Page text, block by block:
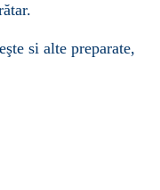
ătar.
şte si alte preparate,